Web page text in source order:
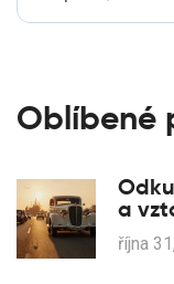
Oblíbené
a
října